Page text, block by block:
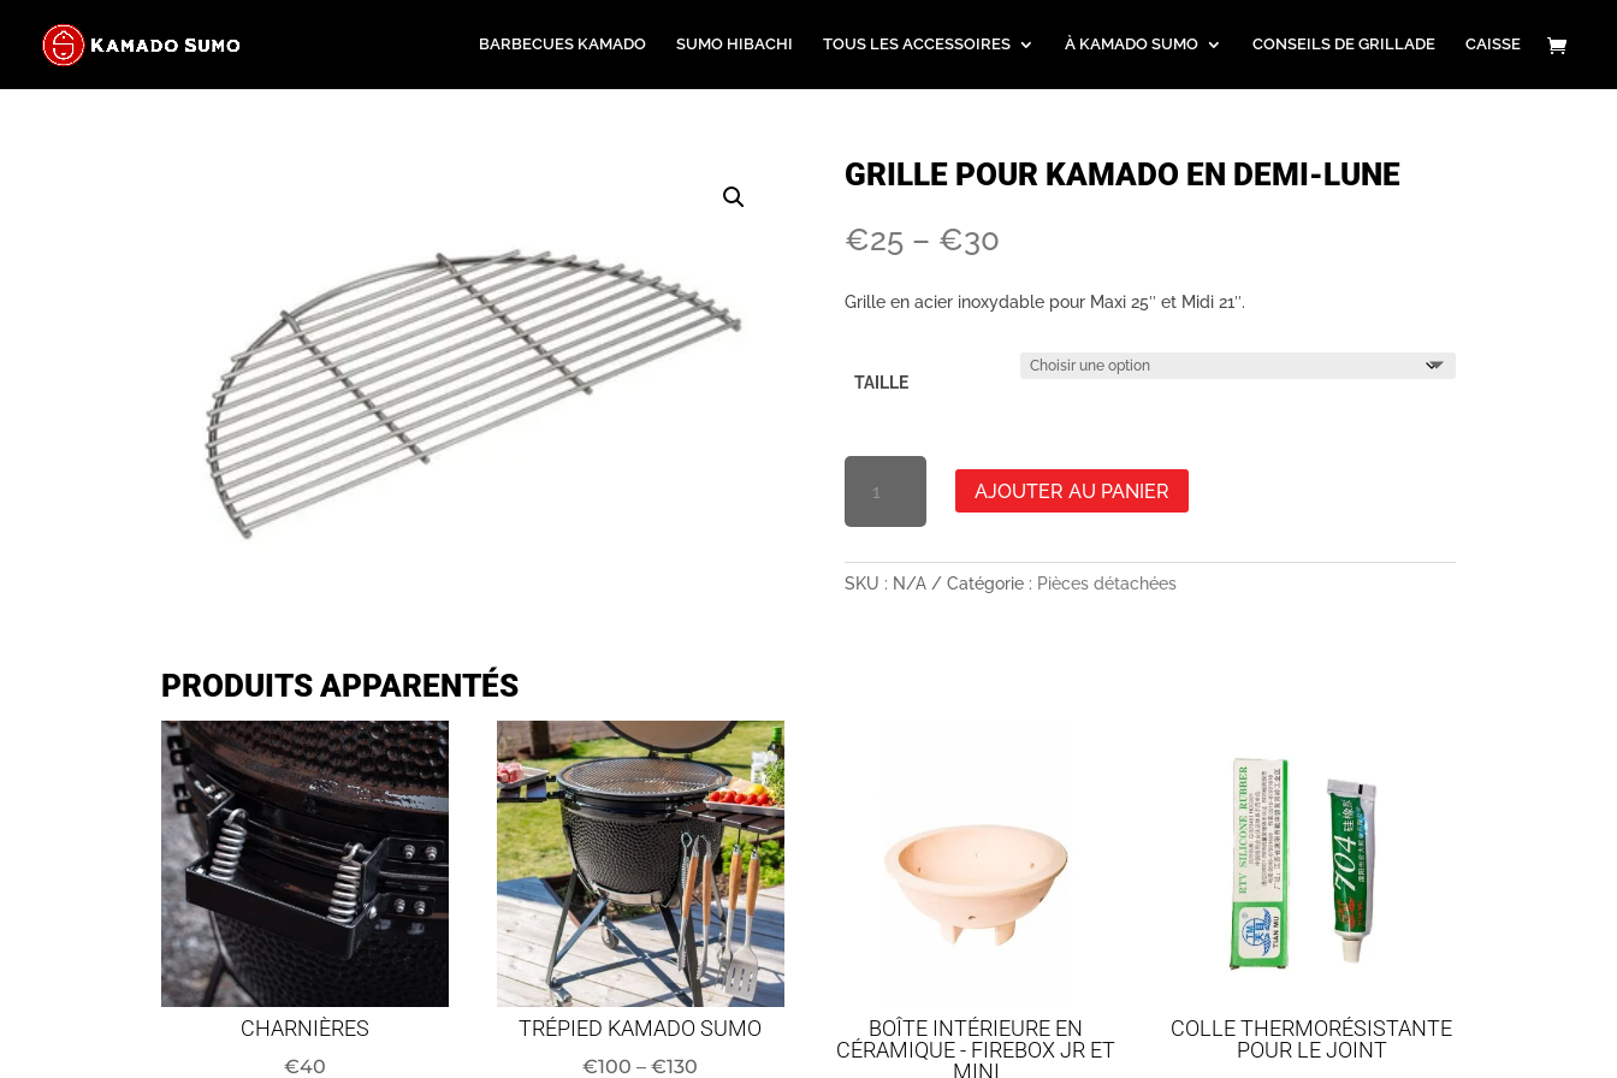
BARBECUES KAMADO SUMO HIBACHI TOUS LES ACCESSOIRES À KAMADO SUMO CONSEILS DE GRILLADE CAISSE
GRILLE POUR KAMADO EN DEMI-LUNE
€25 – €30Fourchette
prix
25
€
Grille en acier inoxydable pour Maxi 25″ et Midi 21″.
TAILLE
GRIL
DE
AJOUTER AU PANIER
SKU : N/A Catégorie : Pièces détachées
PRODUITS APPARENTÉS
CHARNIÈRES
€40
TRÉPIED KAMADO SUMO
€100 – €130
BOÎTE INTÉRIEURE EN
CÉRAMIQUE - FIREBOX JR ET
MINI
COLLE THERMORÉSISTANTE
POUR LE JOINT